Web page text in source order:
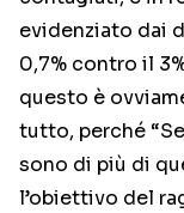
evidenziato dai
0,7% contro il
questo è
tutto, perché
sono di più di
l’obiettivo del